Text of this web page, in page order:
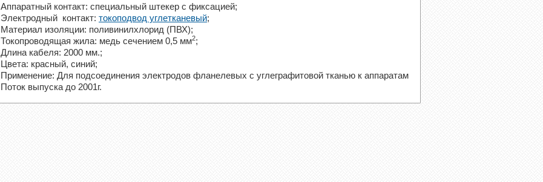
Аппаратный контакт: специальный штекер с фиксацией;
Электродный контакт: токоподвод углетканевый;
Материал изоляции: поливинилхлорид (ПВХ);
Токопроводящая жила: медь сечением 0,5 мм2;
Длина кабеля: 2000 мм.;
Цвета: красный, синий;
Применение: Для подсоединения электродов фланелевых с углеграфитовой тканью к аппаратам
Поток выпуска до 2001г.